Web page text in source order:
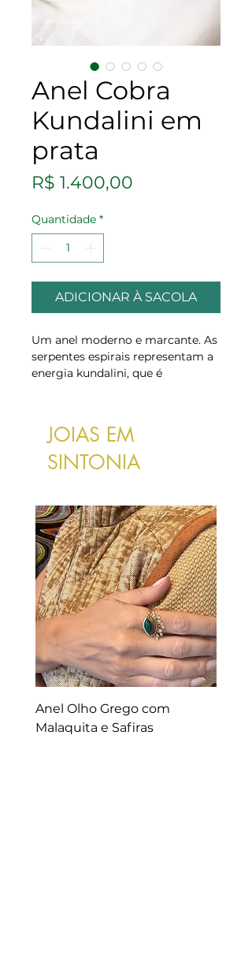
Anel Cobra
Kundalini em
prata
R$ 1.400,00
Quantidade *
ADICIONAR À SACOLA
Um anel moderno e marcante. As
serpentes espirais representam a
energia kundalini, que é
vertebral para cima que surge por
meio do corpo.
Essa energia limpa os chakras e
se junta a eles.
JOIAS EM
SINTONIA
Anel Olho Grego com
Malaquita e Safiras